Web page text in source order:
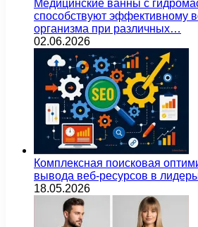
Медицинские ванны с
способствуют эффективному
организма при различных…
02.06.2026
Комплексная поисковая
вывода веб-ресурсов в
18.05.2026